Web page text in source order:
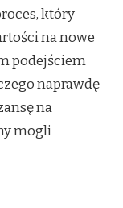
który
na nowe
podejściem
naprawdę
na
mogli